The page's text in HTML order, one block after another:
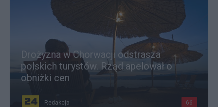
Drożyzna w Chorwacji odstrasza
polskich turystów. Rząd apelował o
obniżki cen
Redakcja 66